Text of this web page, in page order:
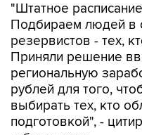
"Штатное
Подбираем людей в
резервистов - тех,
Приняли решение
региональную
рублей для того,
выбирать тех, кто
подготовкой", -